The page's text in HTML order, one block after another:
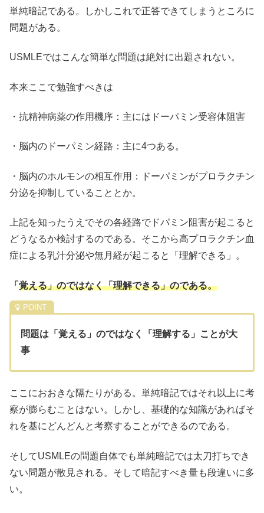
単純暗記である。しかしこれで正答できてしまうところに
問題がある。
USMLEではこんな簡単な問題は絶対に出題されない。
本来ここで勉強すべきは
・抗精神病薬の作用機序：主にはドーパミン受容体阻害
・脳内のドーパミン経路：主に4つある。
・脳内のホルモンの相互作用：ドーパミンがプロラクチン
分泌を抑制していることとか。
上記を知ったうえでその各経路でドパミン阻害が起こると
どうなるか検討するのである。そこから高プロラクチン血
症による乳汁分泌や無月経が起こると「理解できる」。
「 覚える」のではなく「理解できる」のである。
問題は「覚える」のではなく「理解する」ことが大
事
ここにおおきな隔たりがある。単純暗記ではそれ以上に考
察が膨らむことはない。しかし、基礎的な知識があればそ
れを基にどんどんと考察することができるのである。
そしてUSMLEの問題自体でも単純暗記では太刀打ちでき
ない問題が散見される。そして暗記すべき量も段違いに多
い。